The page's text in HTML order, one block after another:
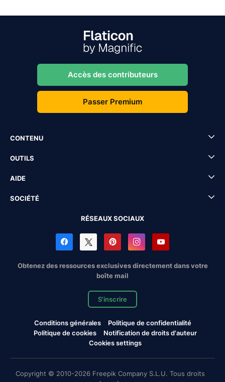
Accès des contributeurs
Passer Premium
CONTENU
OUTILS
AIDE
SOCIÉTÉ
RÉSEAUX SOCIAUX
Obtenez des ressources exclusives directement dans votre
boîte mail
S'inscrire
Conditions générales
Politique de confidentialité
Politique de cookies
Notification de droits d'auteur
Cookies settings
Copyright © 2010-2026 Freepik Company S.L.U. Tous droits